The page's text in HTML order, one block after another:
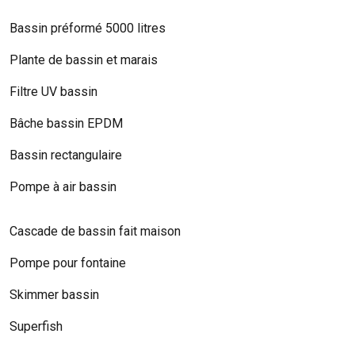
Bassin préformé 5000 litres
Plante de bassin et marais
Filtre UV bassin
Bâche bassin EPDM
Bassin rectangulaire
Pompe à air bassin
Cascade de bassin fait maison
Pompe pour fontaine
Skimmer bassin
Superfish